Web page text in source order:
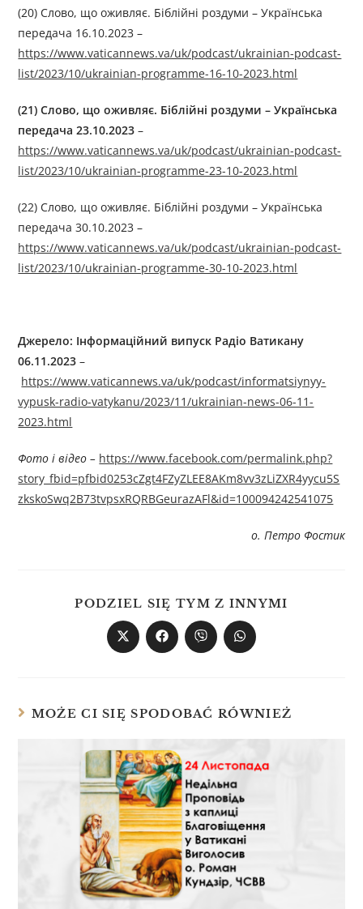
(20) Слово, що оживляє. Біблійні роздуми – Українська
передача 16.10.2023 –
https://www.vaticannews.va/uk/podcast/ukrainian-podcast-
list/2023/10/ukrainian-programme-16-10-2023.html
(21) Слово, що оживляє. Біблійні роздуми–Українська
передача 23.10.2023–
https://www.vaticannews.va/uk/podcast/ukrainian-podcast-
list/2023/10/ukrainian-programme-23-10-2023.html
(22) Слово, що оживляє. Біблійні роздуми – Українська
передача 30.10.2023 –
https://www.vaticannews.va/uk/podcast/ukrainian-podcast-
list/2023/10/ukrainian-programme-30-10-2023.html
Джерелo: Інформаційний випуск Радіо Ватикану
06.11.2023 –
https://www.vaticannews.va/uk/podcast/informatsiynyy-
vypusk-radio-vatykanu/2023/11/ukrainian-news-06-11-
2023.html
Фото і відео – https://www.facebook.com/permalink.php?
story_fbid=pfbid0253cZgt4FZyZLEE8AKm8vv3zLiZXR4yycu5S
zkskoSwq2B73tvpsxRQRBGeurazAFl&id=100094242541075
о. Петро Фостик
PODZIEL SIĘ TYM Z INNYMI
MOŻE CI SIĘ SPODOBAĆ RÓWNIEŻ